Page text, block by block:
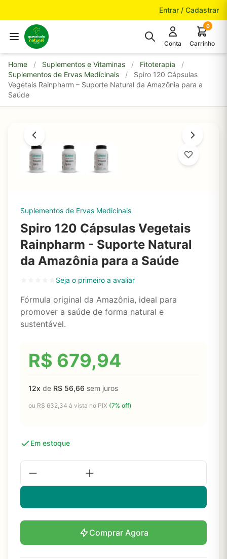
Entrar / Cadastrar
Conta
0
Carrinho
Home / Suplementos e Vitaminas / Fitoterapia
/
Suplementos de Ervas Medicinais
/
Spiro 120 Cápsulas
Vegetais Rainpharm – Suporte Natural da Amazônia para a
Saúde
Suplementos de Ervas Medicinais
Spiro 120 Cápsulas Vegetais
Rainpharm - Suporte Natural
da Amazônia para a Saúde
Seja o primeiro a avaliar
Fórmula original da Amazônia, ideal para
promover a saúde de forma natural e
sustentável.
R$ 679,94
12x de R$ 56,66 sem juros
ou R$ 632,34 à vista no PIX (7% off)
Em estoque
Comprar Agora